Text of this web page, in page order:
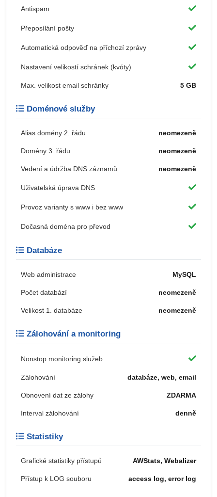
Antispam
Přeposílání pošty
Automatická odpověď na příchozí zprávy
Nastavení velikostí schránek (kvóty)
Max. velikost email schránky 5 GB
Doménové služby
Alias domény 2. řádu neomezeně
Domény 3. řádu neomezeně
Vedení a údržba DNS záznamů neomezeně
Uživatelská úprava DNS
Provoz varianty s www i bez www
Dočasná doména pro převod
Databáze
Web administrace MySQL
Počet databází neomezeně
Velikost 1. databáze neomezeně
Zálohování a monitoring
Nonstop monitoring služeb
Zálohování databáze, web, email
Obnovení dat ze zálohy ZDARMA
Interval zálohování denně
Statistiky
Grafické statistiky přístupů AWStats, Webalizer
Přístup k LOG souboru access log, error log